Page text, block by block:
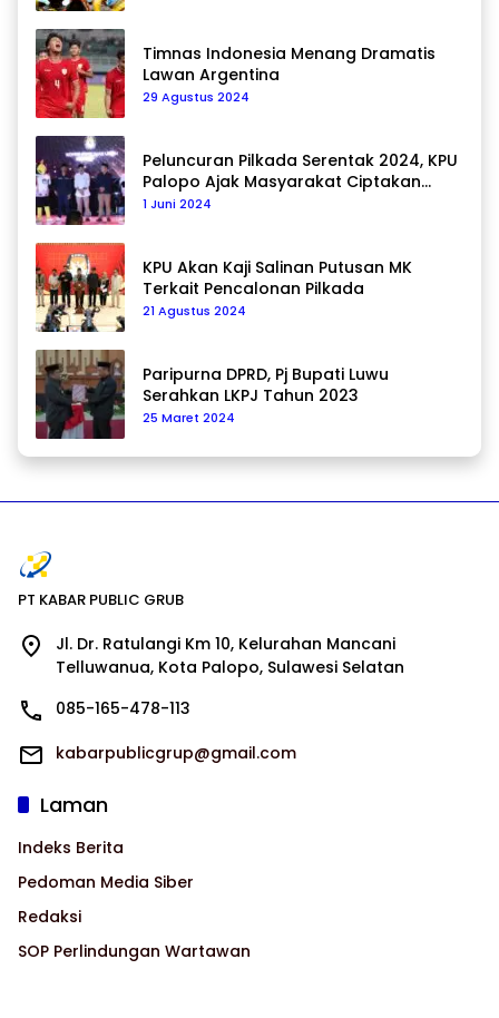
Timnas Indonesia Menang Dramatis
Lawan Argentina
29 Agustus 2024
Peluncuran Pilkada Serentak 2024, KPU
Palopo Ajak Masyarakat Ciptakan
Pilkada Damai
1 Juni 2024
KPU Akan Kaji Salinan Putusan MK
Terkait Pencalonan Pilkada
21 Agustus 2024
Paripurna DPRD, Pj Bupati Luwu
Serahkan LKPJ Tahun 2023
25 Maret 2024
PT KABAR PUBLIC GRUB
Jl. Dr. Ratulangi Km 10, Kelurahan Mancani
Telluwanua, Kota Palopo, Sulawesi Selatan
085-165-478-113
kabarpublicgrup@gmail.com
Laman
Indeks Berita
Pedoman Media Siber
Redaksi
SOP Perlindungan Wartawan